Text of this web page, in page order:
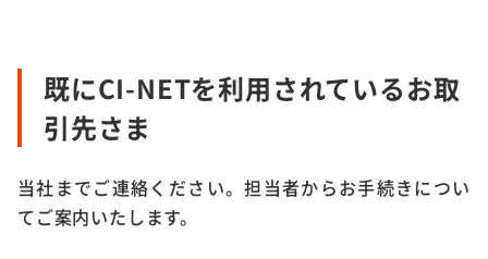
既にCI-NETを利用されているお取
引先さま
当社までご連絡ください。担当者からお手続きについ
てご案内いたします。